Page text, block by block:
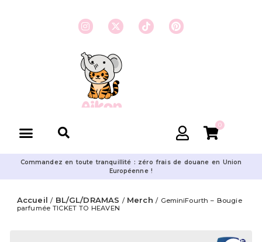
0
Commandez en toute tranquillité : zéro frais de douane en Union
Européenne !
Accueil / BL/GL/DRAMAS / Merch / GeminiFourth – Bougie
parfumée TICKET TO HEAVEN